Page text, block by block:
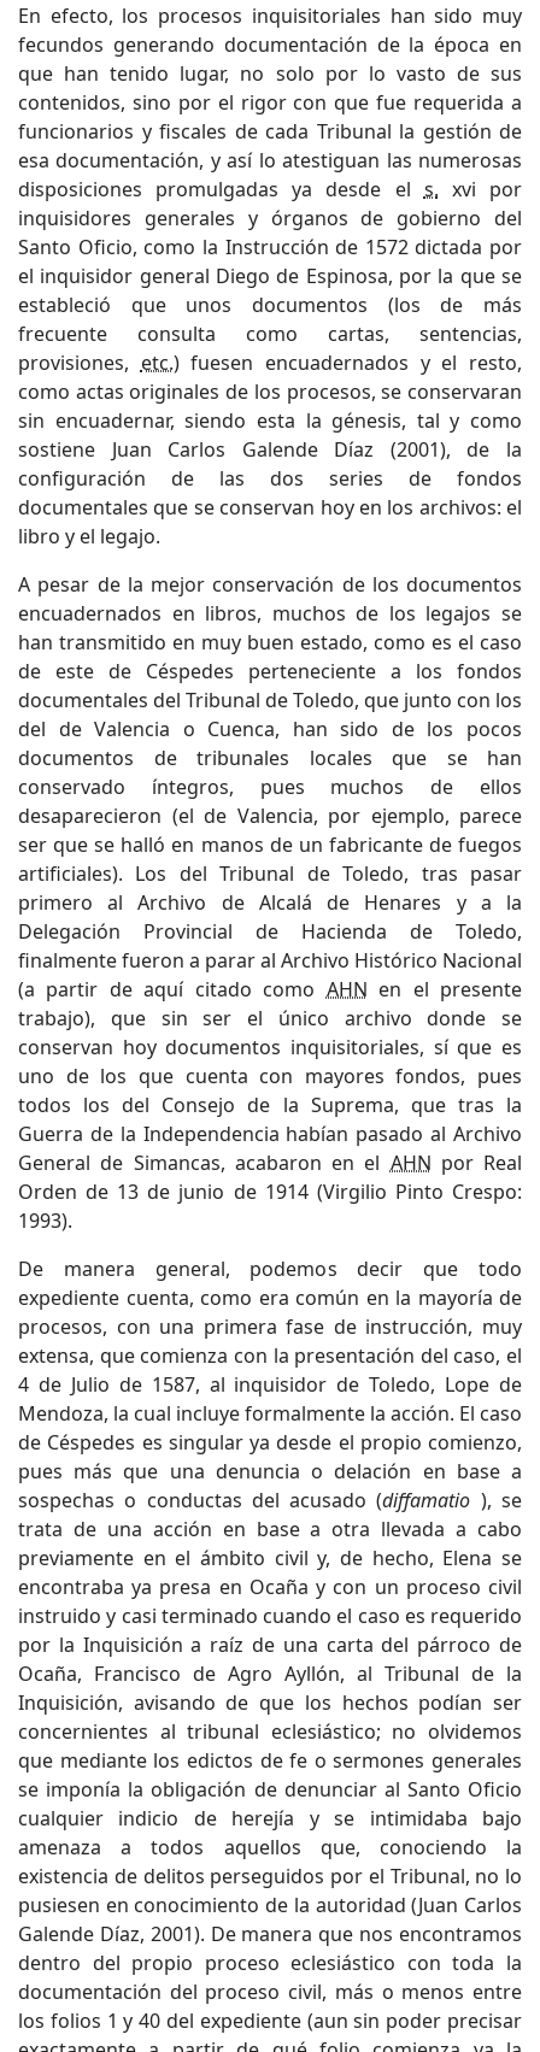
En efecto, los procesos inquisitoriales han sido muy
fecundos generando documentación de la época en
que han tenido lugar, no solo por lo vasto de sus
contenidos, sino por el rigor con que fue requerida a
funcionarios y fiscales de cada Tribunal la gestión de
esa documentación, y así lo atestiguan las numerosas
disposiciones promulgadas ya desde el s. xvi por
inquisidores generales y órganos de gobierno del
Santo Oficio, como la Instrucción de 1572 dictada por
el inquisidor general Diego de Espinosa, por la que se
estableció que unos documentos (los de más
frecuente consulta como cartas, sentencias,
provisiones, etc.) fuesen encuadernados y el resto,
como actas originales de los procesos, se conservaran
sin encuadernar, siendo esta la génesis, tal y como
sostiene Juan Carlos Galende Díaz (2001), de la
configuración de las dos series de fondos
documentales que se conservan hoy en los archivos: el
libro y el legajo.
A pesar de la mejor conservación de los documentos
encuadernados en libros, muchos de los legajos se
han transmitido en muy buen estado, como es el caso
de este de Céspedes perteneciente a los fondos
documentales del Tribunal de Toledo, que junto con los
del de Valencia o Cuenca, han sido de los pocos
documentos de tribunales locales que se han
conservado íntegros, pues muchos de ellos
desaparecieron (el de Valencia, por ejemplo, parece
ser que se halló en manos de un fabricante de fuegos
artificiales). Los del Tribunal de Toledo, tras pasar
primero al Archivo de Alcalá de Henares y a la
Delegación Provincial de Hacienda de Toledo,
finalmente fueron a parar al Archivo Histórico Nacional
(a partir de aquí citado como AHN en el presente
trabajo), que sin ser el único archivo donde se
conservan hoy documentos inquisitoriales, sí que es
uno de los que cuenta con mayores fondos, pues
todos los del Consejo de la Suprema, que tras la
Guerra de la Independencia habían pasado al Archivo
General de Simancas, acabaron en el AHN por Real
Orden de 13 de junio de 1914 (Virgilio Pinto Crespo:
1993).
De manera general, podemos decir que todo
expediente cuenta, como era común en la mayoría de
procesos, con una primera fase de instrucción, muy
extensa, que comienza con la presentación del caso, el
4 de Julio de 1587, al inquisidor de Toledo, Lope de
Mendoza, la cual incluye formalmente la acción. El caso
de Céspedes es singular ya desde el propio comienzo,
pues más que una denuncia o delación en base a
sospechas o conductas del acusado (diffamatio ), se
trata de una acción en base a otra llevada a cabo
previamente en el ámbito civil y, de hecho, Elena se
encontraba ya presa en Ocaña y con un proceso civil
instruido y casi terminado cuando el caso es requerido
por la Inquisición a raíz de una carta del párroco de
Ocaña, Francisco de Agro Ayllón, al Tribunal de la
Inquisición, avisando de que los hechos podían ser
concernientes al tribunal eclesiástico; no olvidemos
que mediante los edictos de fe o sermones generales
se imponía la obligación de denunciar al Santo Oficio
cualquier indicio de herejía y se intimidaba bajo
amenaza a todos aquellos que, conociendo la
existencia de delitos perseguidos por el Tribunal, no lo
pusiesen en conocimiento de la autoridad (Juan Carlos
Galende Díaz, 2001). De manera que nos encontramos
dentro del propio proceso eclesiástico con toda la
documentación del proceso civil, más o menos entre
los folios 1 y 40 del expediente (aun sin poder precisar